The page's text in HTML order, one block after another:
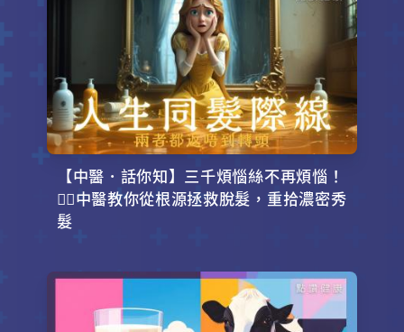
【中醫．話你知】三千煩惱絲不再煩惱！
💇‍♂️中醫教你從根源拯救脫髮，重拾濃密秀
髮